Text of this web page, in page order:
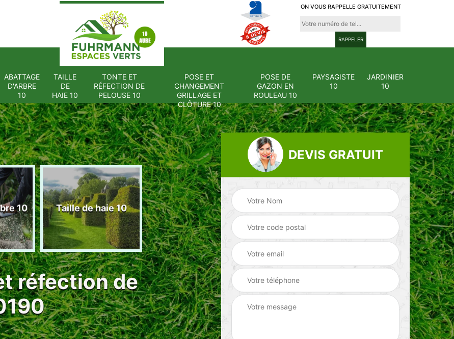
ON VOUS RAPPELLE GRATUITEMENT
ABATTAGE
D'ARBRE
10
TAILLE
DE
HAIE 10
TONTE ET
RÉFECTION DE
PELOUSE 10
POSE ET
CHANGEMENT
GRILLAGE ET
CLÔTURE 10
POSE DE
GAZON EN
ROULEAU 10
PAYSAGISTE
10
JARDINIER
10
10 Taille de haie 10
Tonte et réfection
de pelouse 10
changement
grillage et clôture
10
Pose de gazon en
rouleau 10
réfection de
DEVIS GRATUIT